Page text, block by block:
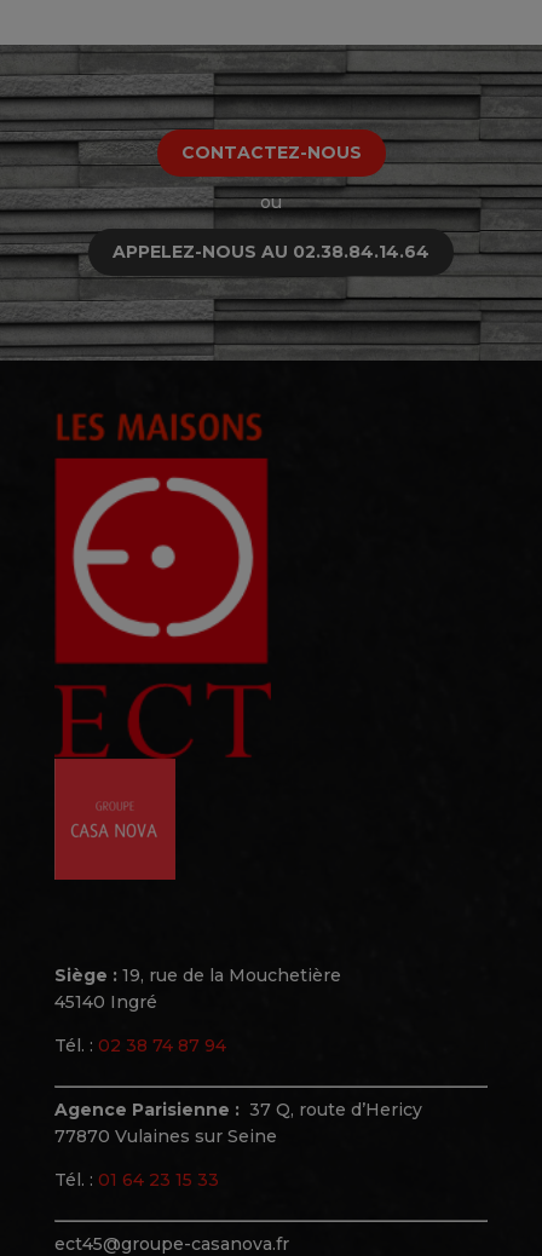
CONTACTEZ-NOUS
ou
APPELEZ-NOUS AU 02.38.84.14.64
Siège : 19, rue de la Mouchetière
45140 Ingré
Tél. : 02 38 74 87 94
Agence Parisienne : 37 Q, route d’Hericy
77870 Vulaines sur Seine
Tél. : 01 64 23 15 33
ect45@groupe-casanova.fr